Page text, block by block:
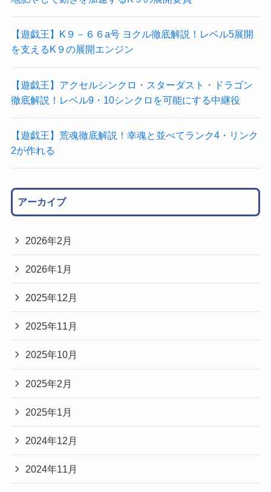
【遊戯王】K９－６６a号 ヨクル徹底解説！レベル5展開
を支えるK９の展開エンジン
【遊戯王】アクセルシンクロ・スターダスト・ドラゴン
徹底解説！レベル9・10シンクロを可能にする中継役
【遊戯王】荒魂徹底解説！幸魂と並べてランク4・リンク
2が作れる
アーカイブ
2026年2月
2026年1月
2025年12月
2025年11月
2025年10月
2025年2月
2025年1月
2024年12月
2024年11月